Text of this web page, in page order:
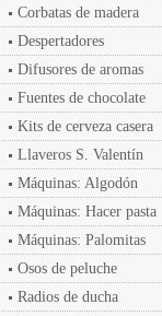
Corbatas de madera
Despertadores
Difusores de aromas
Fuentes de chocolate
Kits de cerveza casera
Llaveros S. Valentín
Máquinas: Algodón
Máquinas: Hacer pasta
Máquinas: Palomitas
Osos de peluche
Radios de ducha